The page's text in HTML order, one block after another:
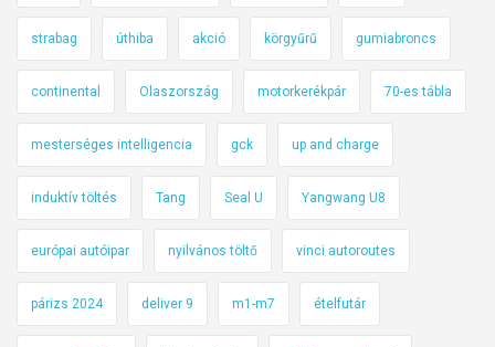
strabag úthiba akció körgyűrű gumiabroncs
continental Olaszország motorkerékpár 70-es tábla
mesterséges intelligencia gck up and charge
induktív töltés Tang Seal U Yangwang U8
európai autóipar nyilvános töltő vinci autoroutes
párizs 2024 deliver 9 m1-m7 ételfutár